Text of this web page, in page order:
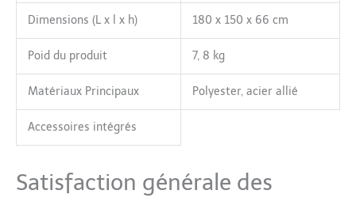
Dimensions (L x l x h) 180 x 150 x 66 cm
Poid du produit 7, 8 kg
Matériaux Principaux Polyester, acier allié
Accessoires intégrés
Satisfaction générale des